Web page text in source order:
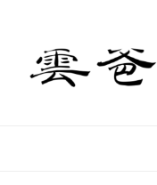
primary
navigation
content
primary
sidebar